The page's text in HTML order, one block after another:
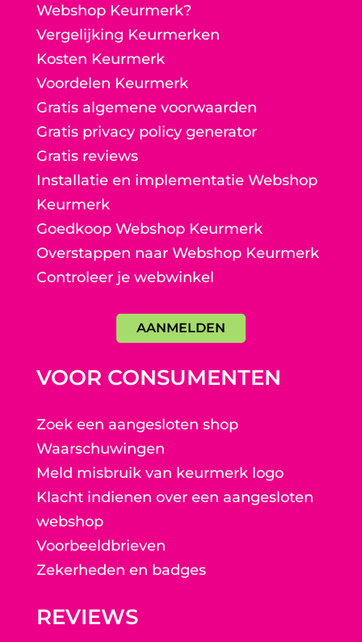
Webshop Keurmerk?
Vergelijking Keurmerken
Kosten Keurmerk
Voordelen Keurmerk
Gratis algemene voorwaarden
Gratis privacy policy generator
Gratis reviews
Installatie en implementatie Webshop
Keurmerk
Goedkoop Webshop Keurmerk
Overstappen naar Webshop Keurmerk
Controleer je webwinkel
AANMELDEN
VOOR CONSUMENTEN
Zoek een aangesloten shop
Waarschuwingen
Meld misbruik van keurmerk logo
Klacht indienen over een aangesloten
webshop
Voorbeeldbrieven
Zekerheden en badges
REVIEWS